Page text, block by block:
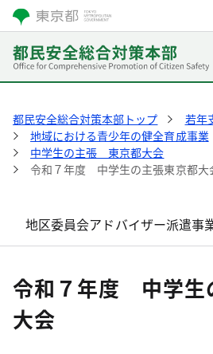
都民安全総合対策本部トップ
若年
地域における青少年の健全育成事業
中学生の主張 東京都大会
令和７年度 中学生の主張東京都大
地区委員会アドバイザー派遣事
令和７年度 中学生
大会